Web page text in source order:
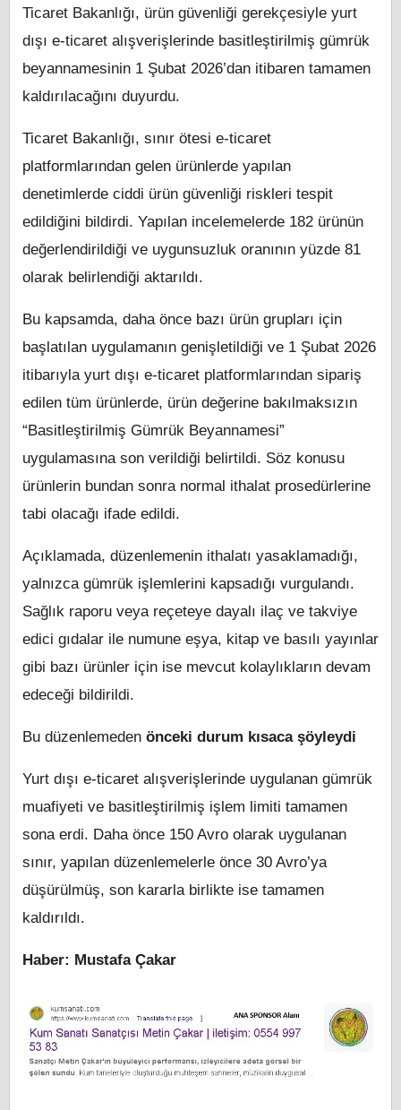
Ticaret Bakanlığı, ürün güvenliği gerekçesiyle yurt
dışı e-ticaret alışverişlerinde basitleştirilmiş gümrük
beyannamesinin 1 Şubat 2026’dan itibaren tamamen
kaldırılacağını duyurdu.
Ticaret Bakanlığı, sınır ötesi e-ticaret
platformlarından gelen ürünlerde yapılan
denetimlerde ciddi ürün güvenliği riskleri tespit
edildiğini bildirdi. Yapılan incelemelerde 182 ürünün
değerlendirildiği ve uygunsuzluk oranının yüzde 81
olarak belirlendiği aktarıldı.
Bu kapsamda, daha önce bazı ürün grupları için
başlatılan uygulamanın genişletildiği ve 1 Şubat 2026
itibarıyla yurt dışı e-ticaret platformlarından sipariş
edilen tüm ürünlerde, ürün değerine bakılmaksızın
“Basitleştirilmiş Gümrük Beyannamesi”
uygulamasına son verildiği belirtildi. Söz konusu
ürünlerin bundan sonra normal ithalat prosedürlerine
tabi olacağı ifade edildi.
Açıklamada, düzenlemenin ithalatı yasaklamadığı,
yalnızca gümrük işlemlerini kapsadığı vurgulandı.
Sağlık raporu veya reçeteye dayalı ilaç ve takviye
edici gıdalar ile numune eşya, kitap ve basılı yayınlar
gibi bazı ürünler için ise mevcut kolaylıkların devam
edeceği bildirildi.
Bu düzenlemeden önceki durum kısaca şöyleydi
Yurt dışı e-ticaret alışverişlerinde uygulanan gümrük
muafiyeti ve basitleştirilmiş işlem limiti tamamen
sona erdi. Daha önce 150 Avro olarak uygulanan
sınır, yapılan düzenlemelerle önce 30 Avro’ya
düşürülmüş, son kararla birlikte ise tamamen
kaldırıldı.
Haber: Mustafa Çakar